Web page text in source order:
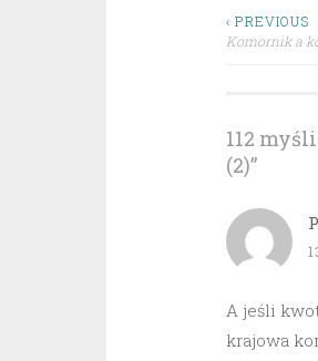
‹ PREVIOUS
Komornik a
112
(2)”
A jeśli
krajowa